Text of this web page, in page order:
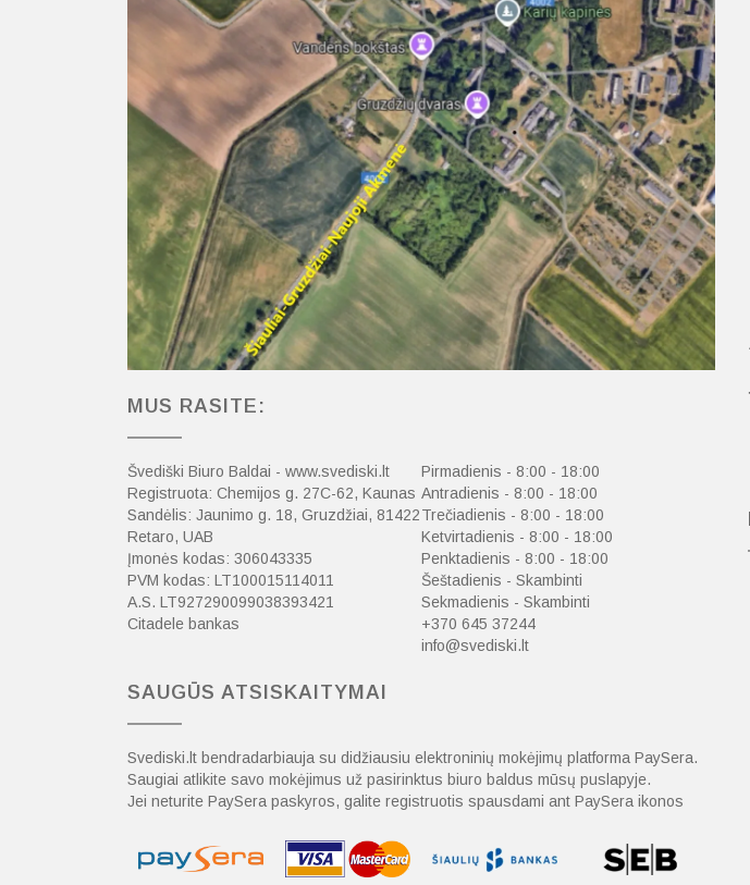
MUS RASITE:
Švediški Biuro Baldai - www.svediski.lt
Registruota: Chemijos g. 27C-62, Kaunas
Sandėlis: Jaunimo g. 18, Gruzdžiai, 81422
Retaro, UAB
Įmonės kodas: 306043335
PVM kodas: LT100015114011
A.S. LT927290099038393421
Citadele bankas
Pirmadienis - 8:00 - 18:00
Antradienis - 8:00 - 18:00
Trečiadienis - 8:00 - 18:00
Ketvirtadienis - 8:00 - 18:00
Penktadienis - 8:00 - 18:00
Šeštadienis - Skambinti
Sekmadienis - Skambinti
+370 645 37244
info@svediski.lt
SAUGŪS ATSISKAITYMAI
Svediski.lt bendradarbiauja su didžiausiu elektroninių mokėjimų platforma PaySera.
Saugiai atlikite savo mokėjimus už pasirinktus biuro baldus mūsų puslapyje.
Jei neturite PaySera paskyros, galite registruotis spausdami ant PaySera ikonos